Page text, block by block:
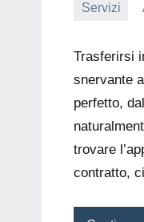
Servizi
Trasferirsi
snervante
perfetto,
trovare
contratto,